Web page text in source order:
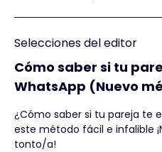
Selecciones del editor
Cómo saber si tu
WhatsApp (Nuevo
¿Cómo saber si tu pareja te
este método fácil e infalible
tonto/a!